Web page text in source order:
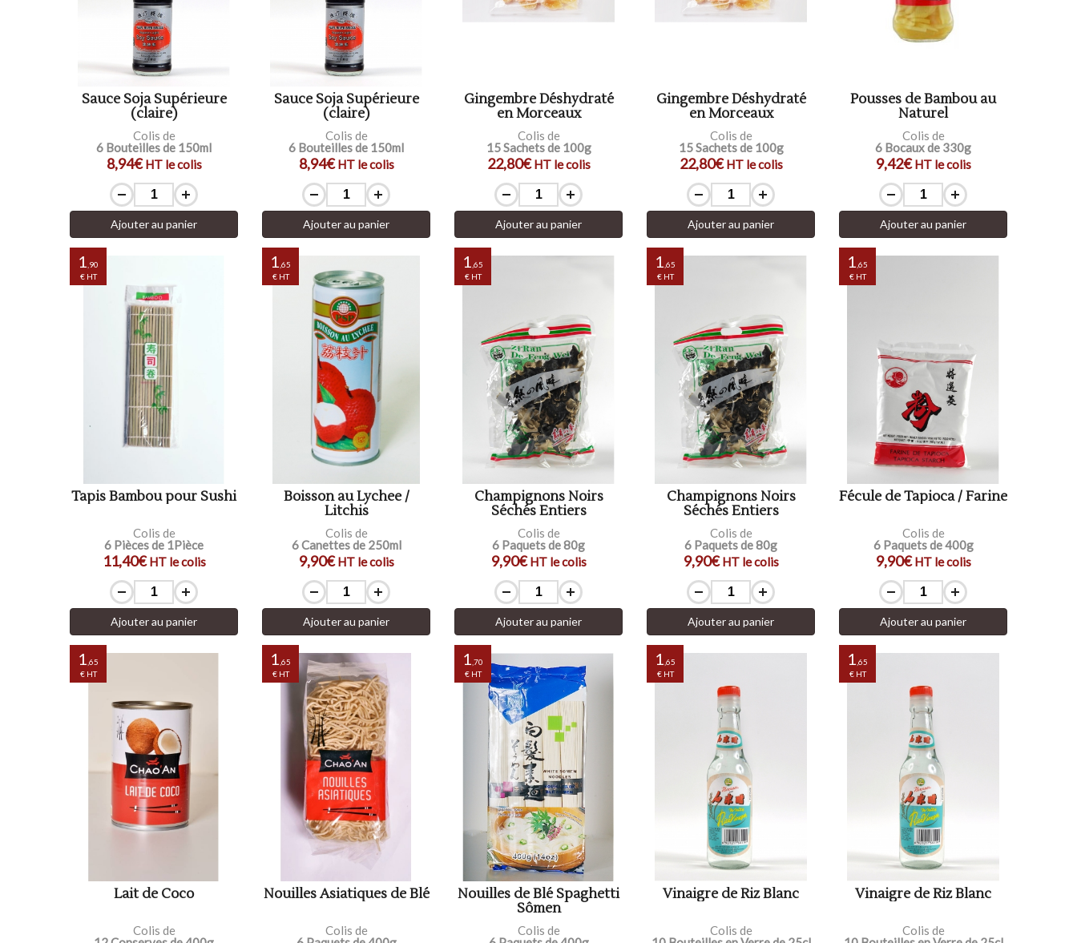
Sauce Soja Supérieure
(claire)
Colis de
6 Bouteilles de 150ml
8,94€HT le colis
Ajouter au panier
Sauce Soja Supérieure
(claire)
Colis de
6 Bouteilles de 150ml
8,94€HT le colis
Ajouter au panier
Gingembre Déshydraté
en Morceaux
Colis de
15 Sachets de 100g
22,80€HT le colis
Ajouter au panier
Gingembre Déshydraté
en Morceaux
Colis de
15 Sachets de 100g
22,80€HT le colis
Ajouter au panier
Pousses de Bambou au
Naturel
Colis de
6 Bocaux de 330g
9,42€HT le colis
Ajouter au panier
1 ,90
€ HT
Tapis Bambou pour Sushi
Colis de
6 Pièces de 1Pièce
11,40€HT le colis
Ajouter au panier
1 ,65
€ HT
Boisson au Lychee /
Litchis
Colis de
6 Canettes de 250ml
9,90€HT le colis
Ajouter au panier
1 ,65
€ HT
Champignons Noirs
Séchés Entiers
Colis de
6 Paquets de 80g
9,90€HT le colis
Ajouter au panier
1 ,65
€ HT
Champignons Noirs
Séchés Entiers
Colis de
6 Paquets de 80g
9,90€HT le colis
Ajouter au panier
1 ,65
€ HT
Fécule de Tapioca / Farine
Colis de
6 Paquets de 400g
9,90€HT le colis
Ajouter au panier
1 ,65
€ HT
Lait de Coco
Colis de
1 ,65
€ HT
Nouilles Asiatiques de Blé
Colis de
1 ,70
€ HT
Nouilles de Blé Spaghetti
Sômen
Colis de
1 ,65
€ HT
Vinaigre de Riz Blanc
Colis de
1 ,65
€ HT
Vinaigre de Riz Blanc
Colis de